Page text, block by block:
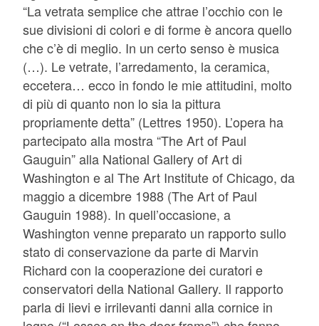
“La vetrata semplice che attrae l’occhio con le
sue divisioni di colori e di forme è ancora quello
che c’è di meglio. In un certo senso è musica
(…). Le vetrate, l’arredamento, la ceramica,
eccetera… ecco in fondo le mie attitudini, molto
di più di quanto non lo sia la pittura
propriamente detta” (Lettres 1950). L’opera ha
partecipato alla mostra “The Art of Paul
Gauguin” alla National Gallery of Art di
Washington e al The Art Institute of Chicago, da
maggio a dicembre 1988 (The Art of Paul
Gauguin 1988). In quell’occasione, a
Washington venne preparato un rapporto sullo
stato di conservazione da parte di Marvin
Richard con la cooperazione dei curatori e
conservatori della National Gallery. Il rapporto
parla di lievi e irrilevanti danni alla cornice in